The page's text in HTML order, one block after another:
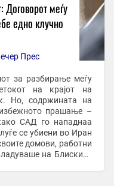
меѓу
едно клучно
Прес
за разбирање меѓу
на крајот на
Но, содржината на
прашање –
САД го нападнаа
се убиени во Иран
домови, работни
на Блискиот